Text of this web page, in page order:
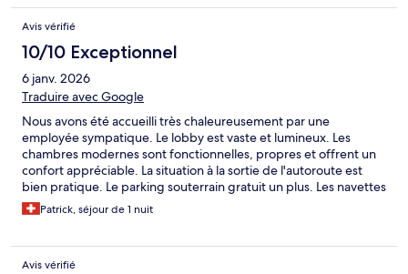
Avis vérifié
10/10 Exceptionnel
6 janv. 2026
Traduire avec Google
Nous avons été accueilli très chaleureusement par une
employée sympatique. Le lobby est vaste et lumineux. Les
chambres modernes sont fonctionnelles, propres et offrent un
confort appréciable. La situation à la sortie de l'autoroute est
bien pratique. Le parking souterrain gratuit un plus. Les navettes
pour et de l'aéroport ou Nyon est aussi un avantage. Nous
n'avons pas profiter du petit-déjeuner, mais le restaurant est
également réactif.
Patrick, séjour de 1 nuit
Avis vérifié